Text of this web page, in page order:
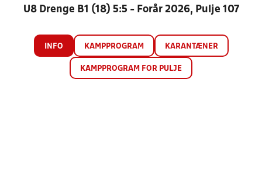
U8 Drenge B1 (18) 5:5 - Forår 2026, Pulje 107
INFO KAMPPROGRAM KARANTÆNER
KAMPPROGRAM FOR PULJE